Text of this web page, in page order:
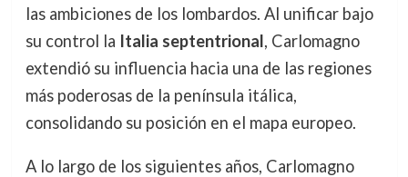
las ambiciones de los lombardos. Al unificar bajo
su control la Italia septentrional, Carlomagno
extendió su influencia hacia una de las regiones
más poderosas de la península itálica,
consolidando su posición en el mapa europeo.
A lo largo de los siguientes años, Carlomagno